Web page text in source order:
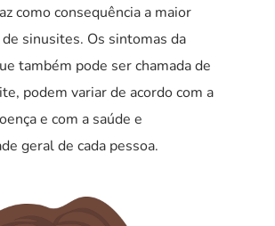
como consequência a maior
sinusites. Os sintomas da
também pode ser chamada de
podem variar de acordo com a
e com a saúde e
geral de cada pessoa.